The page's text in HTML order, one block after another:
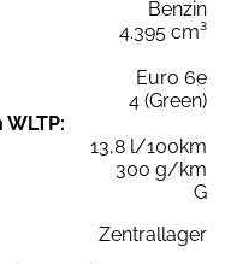
Benzin
4.395 cm³
Euro 6e
4 (Green)
13,8 l/100km
300 g/km
G
Zentrallager